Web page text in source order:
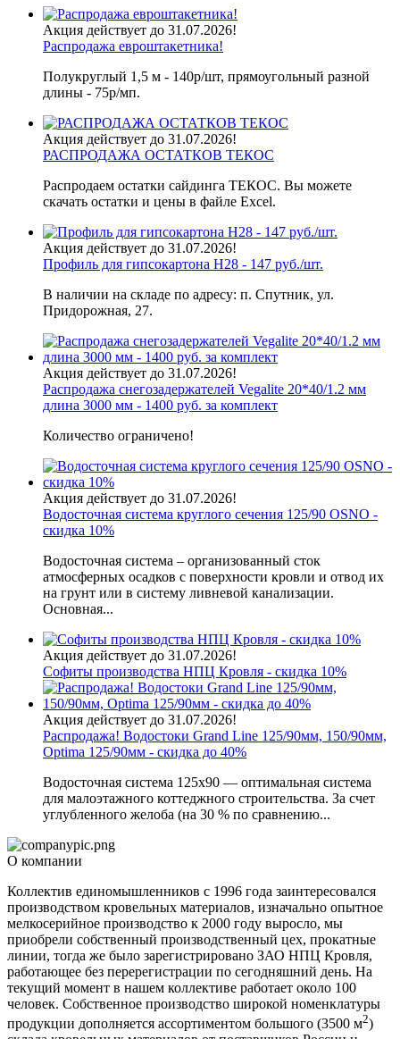
Акция действует до 31.07.2026!
Распродажа евроштакетника!
Полукруглый 1,5 м - 140р/шт, прямоугольный разной
длины - 75р/мп.
Акция действует до 31.07.2026!
РАСПРОДАЖА ОСТАТКОВ ТЕКОС
Распродаем остатки сайдинга ТЕКОС. Вы можете
скачать остатки и цены в файле Excel.
Акция действует до 31.07.2026!
Профиль для гипсокартона H28 - 147 руб./шт.
В наличии на складе по адресу: п. Спутник, ул.
Придорожная, 27.
Акция действует до 31.07.2026!
Распродажа снегозадержателей Vegalite 20*40/1.2 мм
длина 3000 мм - 1400 руб. за комплект
Количество ограничено!
Акция действует до 31.07.2026!
Водосточная система круглого сечения 125/90 OSNO -
скидка 10%
Водосточная система – организованный сток
атмосферных осадков с поверхности кровли и отвод их
на грунт или в систему ливневой канализации.
Основная...
Акция действует до 31.07.2026!
Софиты производства НПЦ Кровля - скидка 10%
Акция действует до 31.07.2026!
Распродажа! Водостоки Grand Line 125/90мм, 150/90мм,
Optima 125/90мм - скидка до 40%
Водосточная система 125х90 — оптимальная система
для малоэтажного коттеджного строительства. За счет
углубленного желоба (на 30 % по сравнению...
О компании
Коллектив единомышленников с 1996 года заинтересовался
производством кровельных материалов, изначально опытное
мелкосерийное производство к 2000 году выросло, мы
приобрели собственный производственный цех, прокатные
линии, тогда же было зарегистрировано ЗАО НПЦ Кровля,
работающее без перерегистрации по сегодняшний день. На
текущий момент в нашем коллективе работает около 100
человек. Собственное производство широкой номенклатуры
продукции дополняется ассортиментом большого (3500 м2)